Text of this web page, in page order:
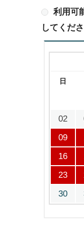
利用可
してくださ
日
02
09
16
23
30